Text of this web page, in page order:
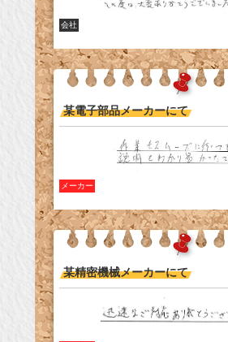
会社
某電子部品メーカーにて
メーカー
某精密機械メーカーにて